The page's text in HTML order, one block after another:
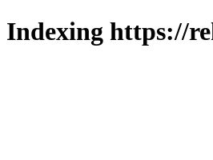
Indexing https://